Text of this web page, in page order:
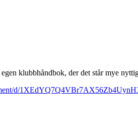
klubbhåndbok, der det står mye
d/